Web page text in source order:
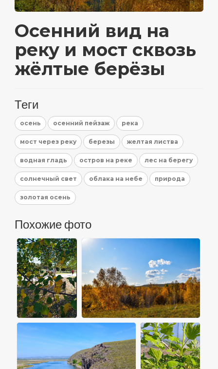
Осенний вид на
реку и мост сквозь
жёлтые берёзы
Теги
осень осенний пейзаж река
мост через реку березы желтая листва
водная гладь остров на реке лес на берегу
солнечный свет облака на небе природа
золотая осень
Похожие фото